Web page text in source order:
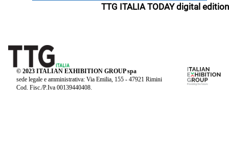
TTG ITALIA TODAY digital edition
© 2023 ITALIAN EXHIBITION GROUP spa
sede legale e amministrativa: Via Emilia, 155 - 47921 Rimini
Cod. Fisc./P.Iva 00139440408.